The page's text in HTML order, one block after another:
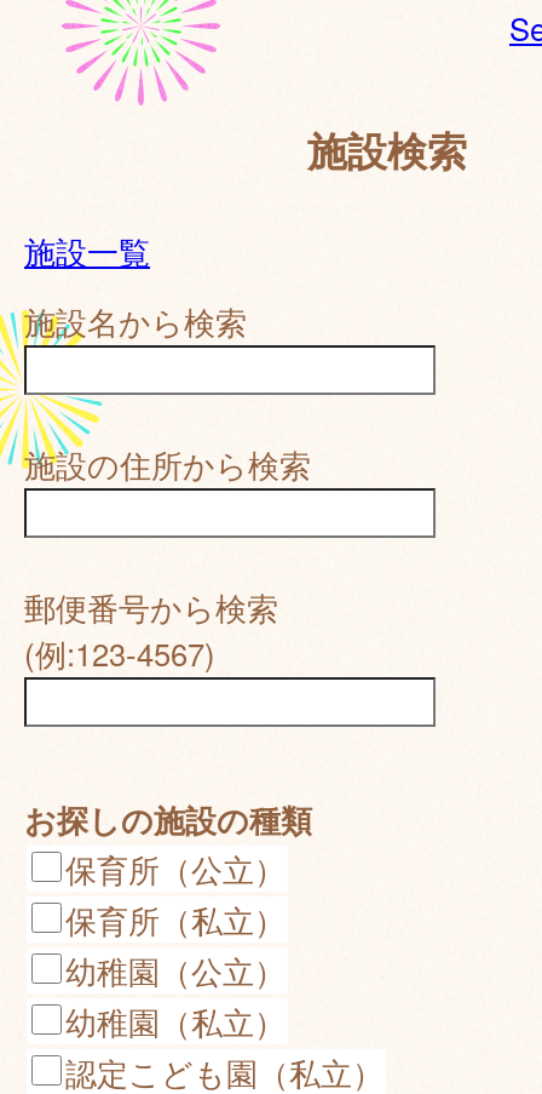
施設検索
施設一覧
施設名から検索
施設の住所から検索
郵便番号から検索
(例:123-4567)
お探しの施設の種類
保育所（公立）
保育所（私立）
幼稚園（公立）
幼稚園（私立）
認定こども園（私立）